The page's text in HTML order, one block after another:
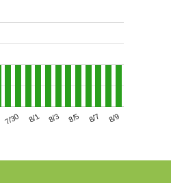
7/30 8/1 8/3 8/5 8/7 8/9